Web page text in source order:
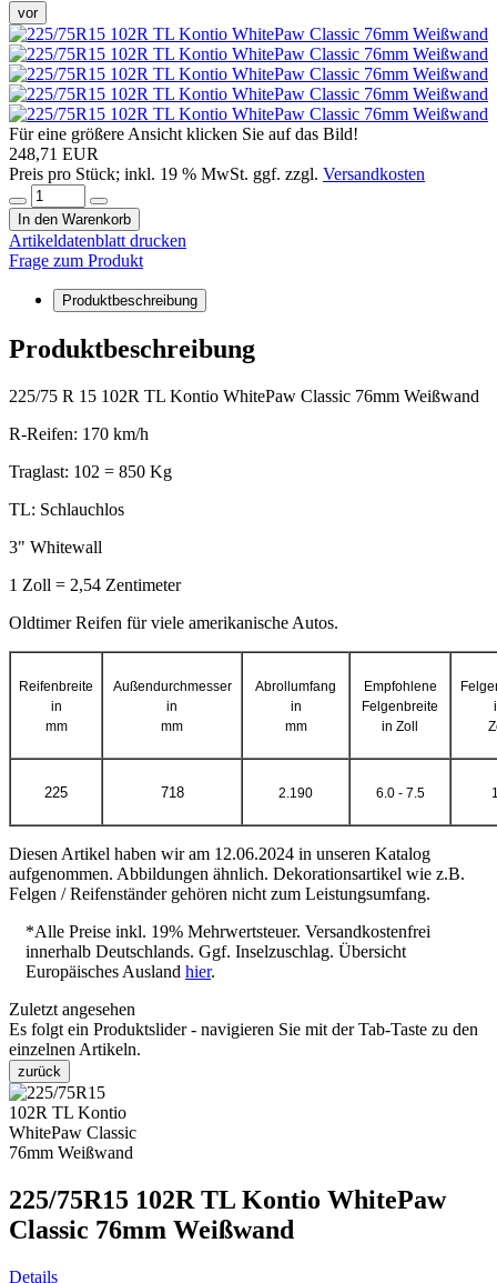
vor
Für eine größere Ansicht klicken Sie auf das Bild!
248,71 EUR
Preis pro Stück; inkl. 19 % MwSt. ggf. zzgl. Versandkosten
In den Warenkorb
Artikeldatenblatt drucken
Frage zum Produkt
Produktbeschreibung
Produktbeschreibung
225/75 R 15 102R TL Kontio WhitePaw Classic 76mm Weißwand
R-Reifen: 170 km/h
Traglast: 102 = 850 Kg
TL: Schlauchlos
3" Whitewall
1 Zoll = 2,54 Zentimeter
Oldtimer Reifen fürviele amerikanische Autos.
Reifenbreite
in
mm
Außendurchmesser
in
mm
Abrollumfang
in
mm
Empfohlene
Felgenbreite
in Zoll
225 718 2.190 6.0 - 7.5
Diesen Artikel haben wir am 12.06.2024 in unseren Katalog
aufgenommen. Abbildungen ähnlich. Dekorationsartikel wie z.B.
Felgen / Reifenständer gehören nicht zum Leistungsumfang.
*Alle Preise inkl. 19% Mehrwertsteuer. Versandkostenfrei
innerhalb Deutschlands. Ggf. Inselzuschlag. Übersicht
Europäisches Ausland hier.
Zuletzt angesehen
Es folgt ein Produktslider - navigieren Sie mit der Tab-Taste zu den
einzelnen Artikeln.
zurück
225/75R15 102R TL Kontio WhitePaw
Classic 76mm Weißwand
Details